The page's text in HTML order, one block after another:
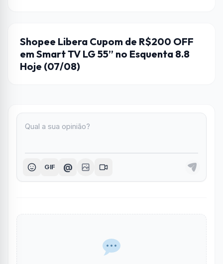
CUPONS DE DESCONTO
Shopee Libera Cupom de R$200 OFF
em Smart TV LG 55” no Esquenta 8.8
Hoje (07/08)
GIF @